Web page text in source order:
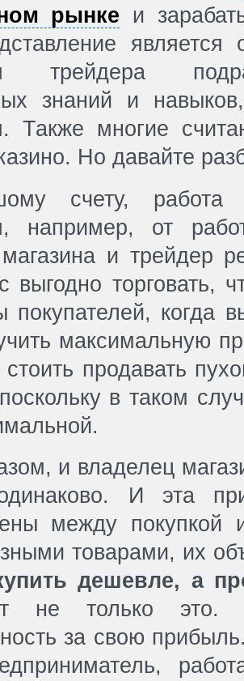
рынке и
является
трейдера
знаний и
Также многие
Но давайте
счету, работа
например, от
и трейдер
выгодно торговать,
покупателей, когда
максимальную
продавать
в таком
и владелец
И эта
между покупкой
товарами, их
дешевле, а
не только
за свою